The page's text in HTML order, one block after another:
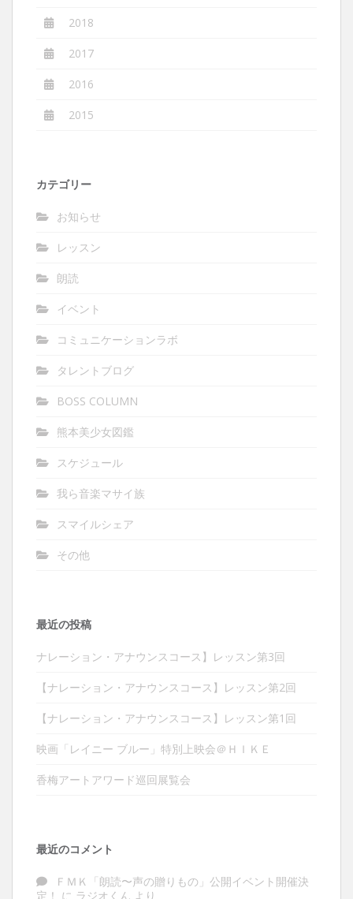
2018
2017
2016
2015
カテゴリー
お知らせ
レッスン
朗読
イベント
コミュニケーションラボ
タレントブログ
BOSS COLUMN
熊本美少女図鑑
スケジュール
我ら音楽マサイ族
スマイルシェア
その他
最近の投稿
ナレーション・アナウンスコース】レッスン第3回
【ナレーション・アナウンスコース】レッスン第2回
【ナレーション・アナウンスコース】レッスン第1回
映画「レイニー ブルー」特別上映会＠ＨＩＫＥ
香梅アートアワード巡回展覧会
最近のコメント
ＦＭＫ「朗読〜声の贈りもの」公開イベント開催決
定！ に ラジオくん より